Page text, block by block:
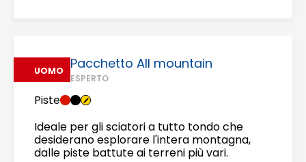
UOMO Pacchetto All mountain
ESPERTO
Piste
Ideale per gli sciatori a tutto tondo che
desiderano esplorare l'intera montagna,
dalle piste battute ai terreni più vari.